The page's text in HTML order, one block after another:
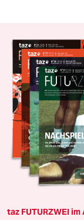
taz FUTURZWEI